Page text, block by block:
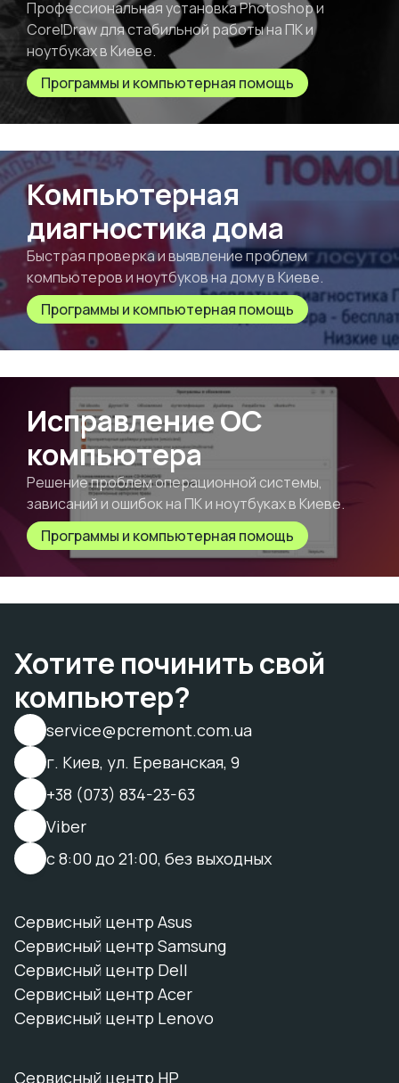
Профессиональная установка Photoshop и
CorelDraw для стабильной работы на ПК и
ноутбуках в Киеве.
Программы и компьютерная помощь
Компьютерная
диагностика дома
Быстрая проверка и выявление проблем
компьютеров и ноутбуков на дому в Киеве.
Программы и компьютерная помощь
Исправление ОС
компьютера
Решение проблем операционной системы,
зависаний и ошибок на ПК и ноутбуках в Киеве.
Программы и компьютерная помощь
Хотите починить свой
компьютер?
service@pcremont.com.ua
г. Киев, ул. Ереванская, 9
+38 (073) 834-23-63
Viber
с 8:00 до 21:00, без выходных
Сервисный центр Asus
Сервисный центр Samsung
Сервисный центр Dell
Сервисный центр Acer
Сервисный центр Lenovo
Сервисный центр HP